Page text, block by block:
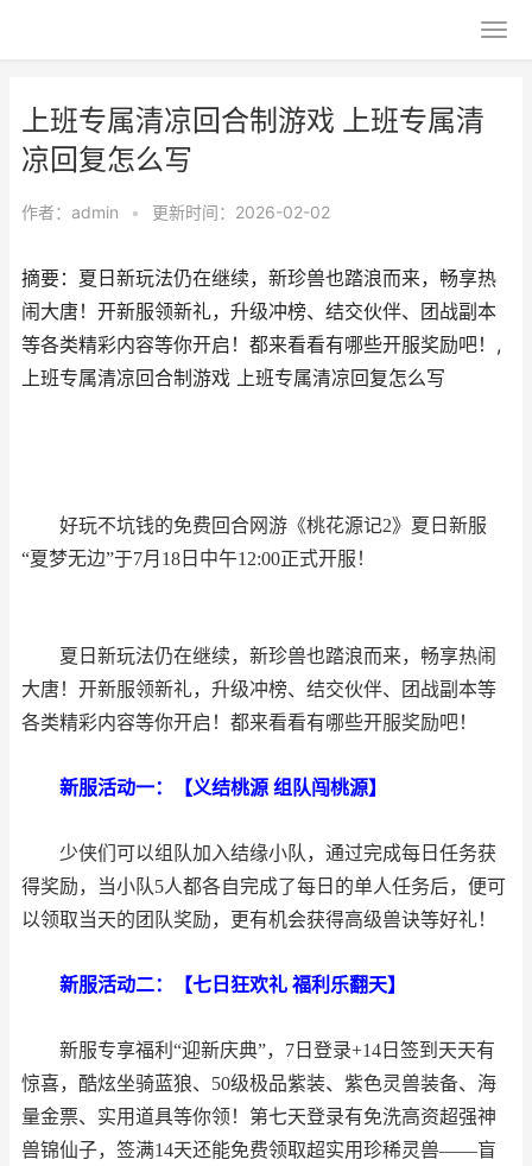
上班专属清凉回合制游戏 上班专属清
凉回复怎么写
作者： admin • 更新时间：2026-02-02
摘要：夏日新玩法仍在继续，新珍兽也踏浪而来，畅享热
闹大唐！开新服领新礼，升级冲榜、结交伙伴、团战副本
等各类精彩内容等你开启！都来看看有哪些开服奖励吧！,
上班专属清凉回合制游戏 上班专属清凉回复怎么写
好玩不坑钱的免费回合网游《桃花源记2》夏日新服
“夏梦无边”于7月18日中午12:00正式开服！
夏日新玩法仍在继续，新珍兽也踏浪而来，畅享热闹
大唐！开新服领新礼，升级冲榜、结交伙伴、团战副本等
各类精彩内容等你开启！都来看看有哪些开服奖励吧！
新服活动一：【义结桃源 组队闯桃源】
少侠们可以组队加入结缘小队，通过完成每日任务获
得奖励，当小队5人都各自完成了每日的单人任务后，便可
以领取当天的团队奖励，更有机会获得高级兽诀等好礼！
新服活动二：【七日狂欢礼 福利乐翻天】
新服专享福利“迎新庆典”，7日登录+14日签到天天有
惊喜，酷炫坐骑蓝狼、50级极品紫装、紫色灵兽装备、海
量金票、实用道具等你领！第七天登录有免洗高资超强神
兽锦仙子，签满14天还能免费领取超实用珍稀灵兽——盲